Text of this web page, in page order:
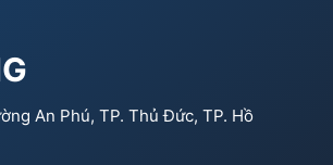
An Phú, TP. Thủ Đức, TP. Hồ